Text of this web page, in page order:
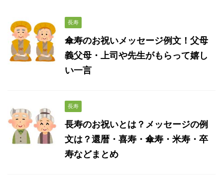
長寿
傘寿のお祝いメッセージ例文！父母
義父母・上司や先生がもらって嬉し
い一言
長寿
長寿のお祝いとは？メッセージの例
文は？還暦・喜寿・傘寿・米寿・卒
寿などまとめ